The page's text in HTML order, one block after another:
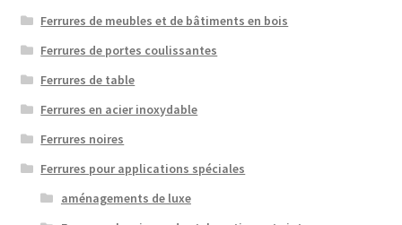
Ferrures de meubles et de bâtiments en bois
Ferrures de portes coulissantes
Ferrures de table
Ferrures en acier inoxydable
Ferrures noires
Ferrures pour applications spéciales
aménagements de luxe